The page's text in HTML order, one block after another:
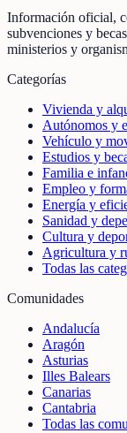
Información oficial,
subvenciones y
ministerios y
Categorías
Vivienda y
Autónomos y
Vehículo y
Estudios y
Familia e
Empleo y
Energía y
Sanidad y
Cultura y
Agricultura y
Todas las
Comunidades
Andalucía
Aragón
Asturias
Illes Balears
Canarias
Cantabria
Todas las